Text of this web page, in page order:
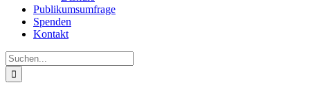
Publikumsumfrage
Spenden
Kontakt
Suche
nach: